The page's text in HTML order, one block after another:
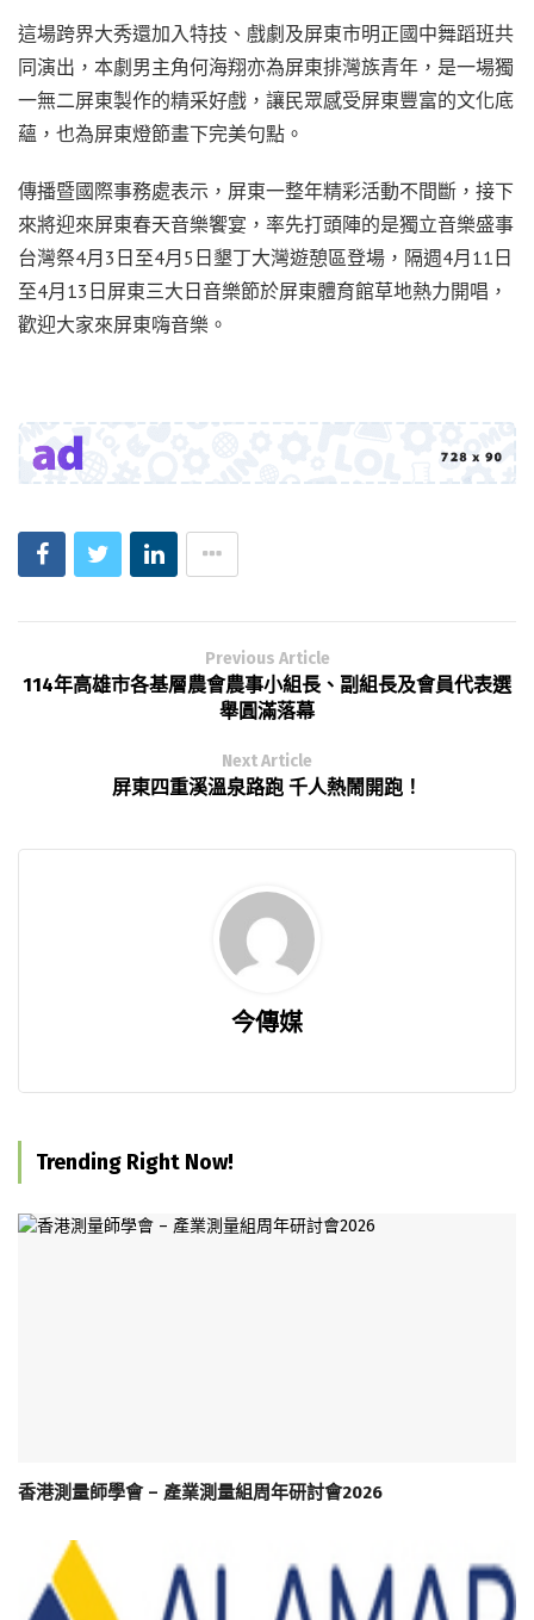
這場跨界大秀還加入特技、戲劇及屏東市明正國中舞蹈班共
同演出，本劇男主角何海翔亦為屏東排灣族青年，是一場獨
一無二屏東製作的精采好戲，讓民眾感受屏東豐富的文化底
蘊，也為屏東燈節畫下完美句點。
傳播暨國際事務處表示，屏東一整年精彩活動不間斷，接下
來將迎來屏東春天音樂饗宴，率先打頭陣的是獨立音樂盛事
台灣祭4月3日至4月5日墾丁大灣遊憩區登場，隔週4月11日
至4月13日屏東三大日音樂節於屏東體育館草地熱力開唱，
歡迎大家來屏東嗨音樂。
Previous Article
114年高雄市各基層農會農事小組長、副組長及會員代表選
舉圓滿落幕
Next Article
屏東四重溪溫泉路跑 千人熱鬧開跑！
今傳媒
Trending Right Now!
香港測量師學會 – 產業測量組周年研討會2026